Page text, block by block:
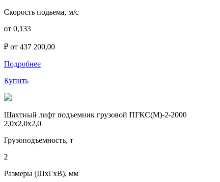
Скорость подьема, м/с
от 0,133
₽ от 437 200,00
Подробнее
Купить
Шахтный лифт подъемник грузовой ПГКС(М)-2-2000
2,0х2,0х2,0
Грузоподъемность, т
2
Размеры (ШхГхВ), мм